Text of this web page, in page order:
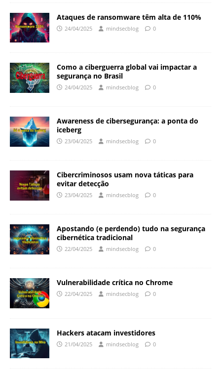
Ataques de ransomware têm alta de 110%
24/04/2025 mindsecblog 0
Como a ciberguerra global vai impactar a
segurança no Brasil
24/04/2025 mindsecblog 0
Awareness de cibersegurança: a ponta do
iceberg
23/04/2025 mindsecblog 0
Cibercriminosos usam nova táticas para
evitar detecção
23/04/2025 mindsecblog 0
Apostando (e perdendo) tudo na segurança
cibernética tradicional
22/04/2025 mindsecblog 0
Vulnerabilidade crítica no Chrome
22/04/2025 mindsecblog 0
Hackers atacam investidores
21/04/2025 mindsecblog 0